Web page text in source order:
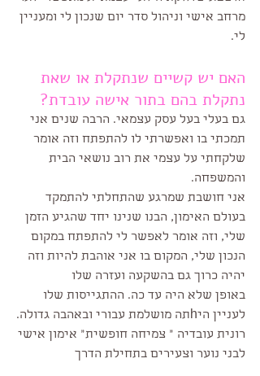
מרחב אישי וניהול סדר יום שנכון לי ומעניין
לי.
האם יש קשיים שנתקלת או שאת
נתקלת בהם בתור אישה עובדת?
גם בעלי בעל עסק עצמאי. הרבה שנים אני
תמכתי בו ואפשרתי לו להתפתח וזה אומר
שלקחתי על עצמי את רוב נושאי הבית
והמשפחה.
אני חושבת שמרגע שהתחלתי להתמקד
בעולם האימון, הבנו שנינו יחד שהגיע הזמן
שלי, וזה אומר לאפשר לי להתפתח במקום
הנכון שלי, המקום בו אני אוהבת להיות וזה
יהיה כרוך גם בהשקעה ועזרה שלו
באופן שלא היה עד כה. ההתגייסות שלו
לעניין היhתה מושלמת עבורי ובאהבה גדולה.
רונית עובדיה ״ צמיחה חופשית״ אימון אישי
לבני נוער וצעירים בתחילת הדרך